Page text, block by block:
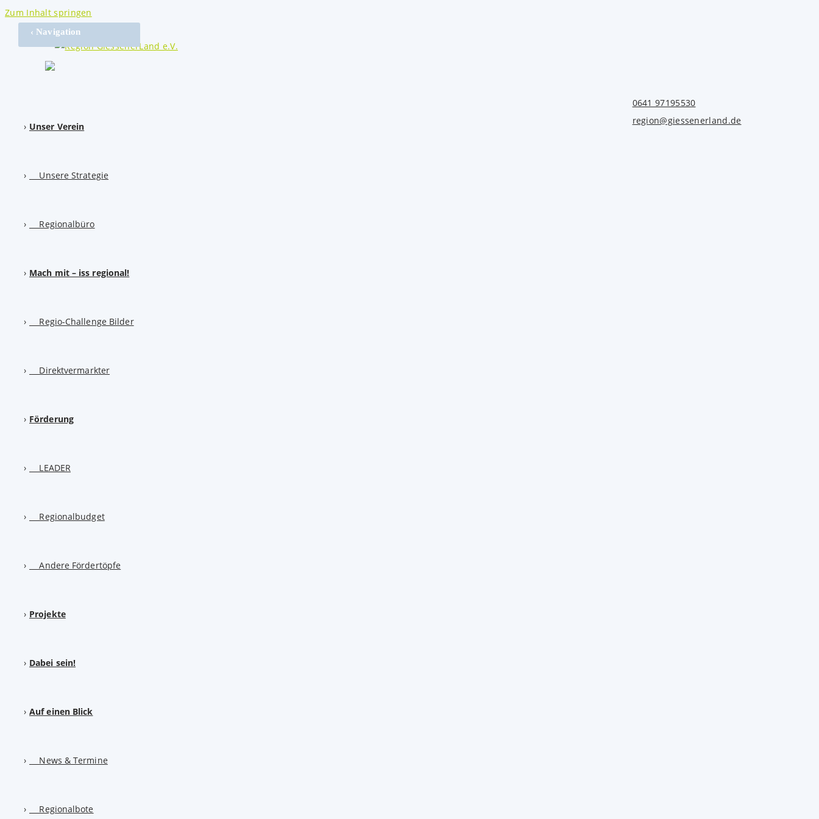
Zum Inhalt springen
‹ Navigation
0641 97195530
region@giessenerland.de
Unser Verein
Unsere Strategie
Regionalbüro
Mach mit – iss regional!
Regio-Challenge Bilder
Direktvermarkter
Förderung
LEADER
Regionalbudget
Andere Fördertöpfe
Projekte
Dabei sein!
Auf einen Blick
News & Termine
Regionalbote